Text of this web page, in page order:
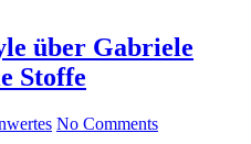
über Gabriele
Stoffe
No Comments